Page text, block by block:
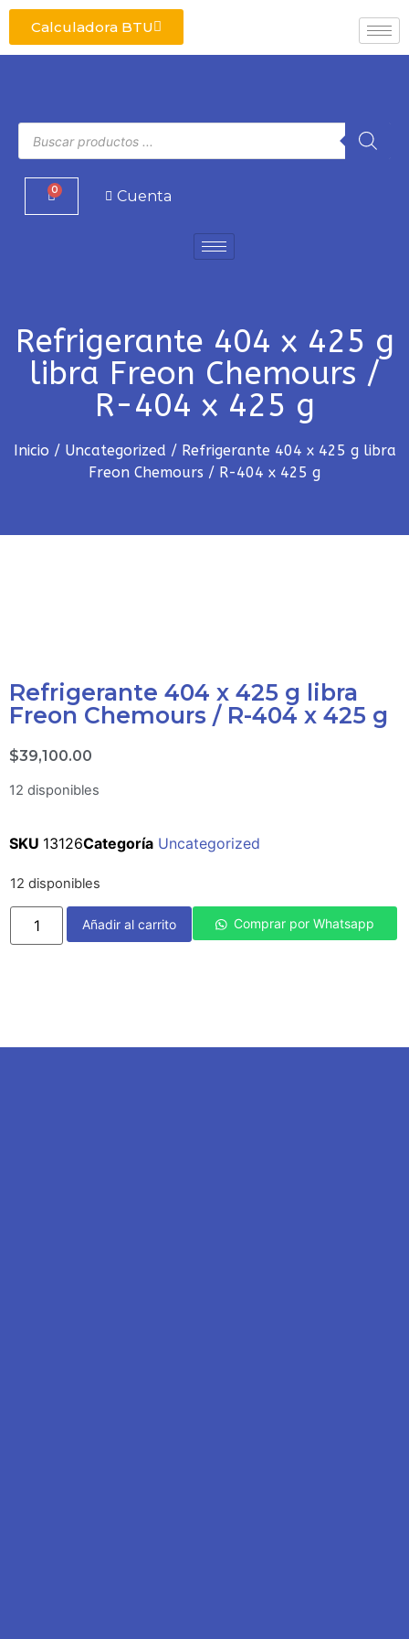
Calculadora BTU
0 Cuenta
Refrigerante 404 x 425 g
libra Freon Chemours /
R-404 x 425 g
Inicio / Uncategorized / Refrigerante 404 x 425 g libra
Freon Chemours / R-404 x 425 g
Refrigerante 404 x 425 g libra
Freon Chemours / R-404 x 425 g
$39,100.00
12 disponibles
SKU 13126Categoría Uncategorized
12 disponibles
Añadir al carrito Comprar por Whatsapp